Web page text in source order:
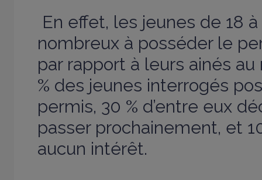
En effet, les jeunes de 18
nombreux à posséder le
par rapport à leurs ainés
% des jeunes interrogés
permis, 30 % d’entre eux
passer prochainement, et
aucun intérêt.